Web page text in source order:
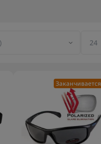
Заканчивается